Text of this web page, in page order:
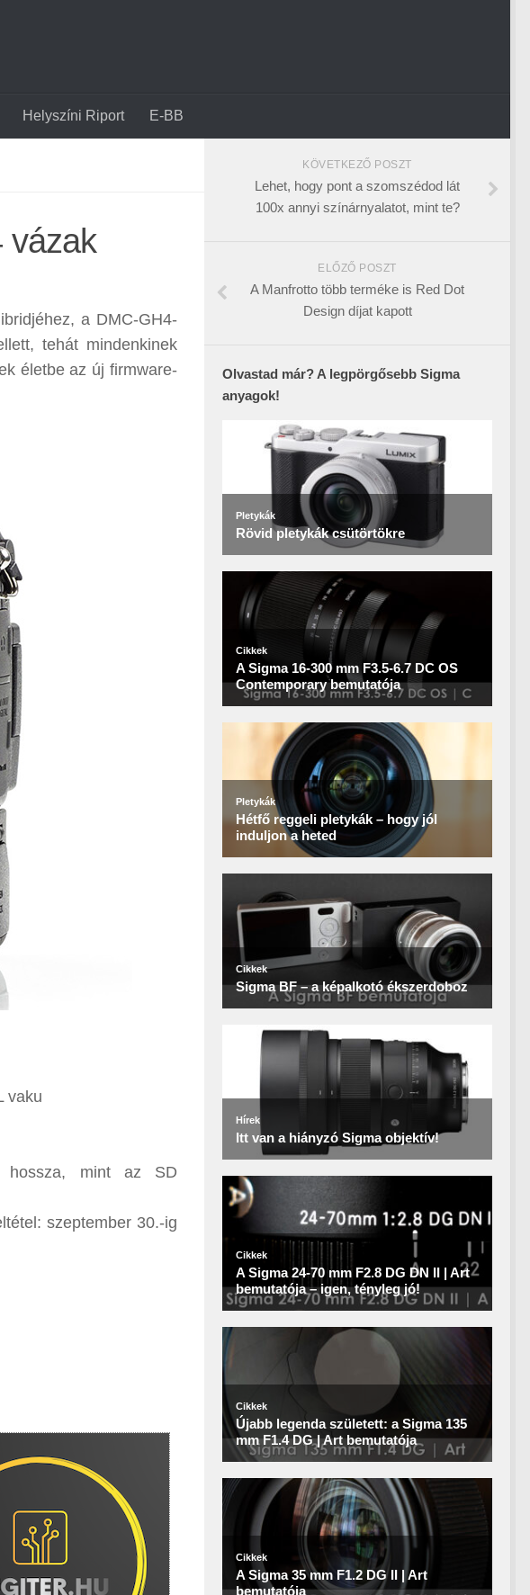
Helyszíni Riport E-BB
vázak
a DMC-GH4-
tehát mindenkinek
életbe az új firmware-
vaku
hossza, mint az SD
szeptember 30.-ig
KÖVETKEZŐ POSZT
Lehet, hogy pont a szomszédod lát
100x annyi színárnyalatot, mint te?
ELŐZŐ POSZT
A Manfrotto több terméke is Red Dot
Design díjat kapott
Olvastad már? A legpörgősebb Sigma
anyagok!